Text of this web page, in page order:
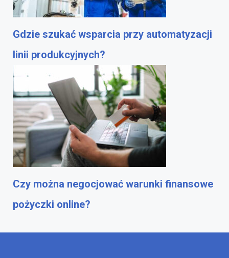
Gdzie szukać wsparcia przy automatyzacji
linii produkcyjnych?
Czy można negocjować warunki finansowe
pożyczki online?